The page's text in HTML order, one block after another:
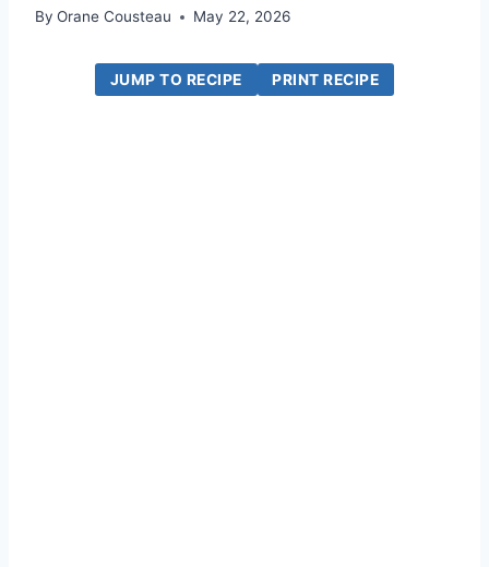
By Orane Cousteau May 22, 2026
JUMP TO RECIPE PRINT RECIPE